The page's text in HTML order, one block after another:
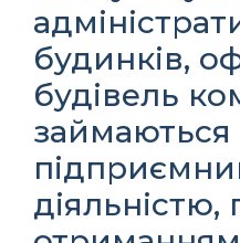
будинків,
будівель
займаються
діяльністю,